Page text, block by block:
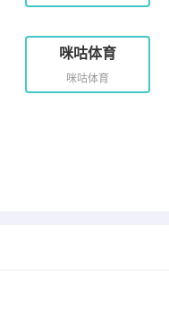
咪咕体育
咪咕体育